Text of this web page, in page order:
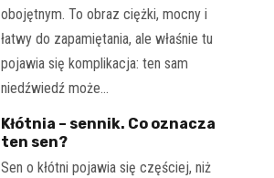
obojętnym. To obraz ciężki, mocny i
łatwy do zapamiętania, ale właśnie tu
pojawia się komplikacja: ten sam
niedźwiedź może…
Kłótnia – sennik. Co oznacza
ten sen?
Sen o kłótni pojawia się częściej, niż